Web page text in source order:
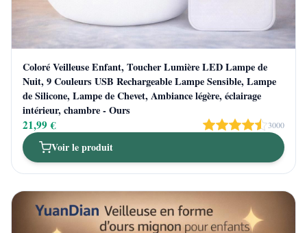
Coloré Veilleuse Enfant, Toucher Lumière LED Lampe de
Nuit, 9 Couleurs USB Rechargeable Lampe Sensible, Lampe
de Silicone, Lampe de Chevet, Ambiance légère, éclairage
intérieur, chambre - Ours
21,99 € 3000
Voir le produit